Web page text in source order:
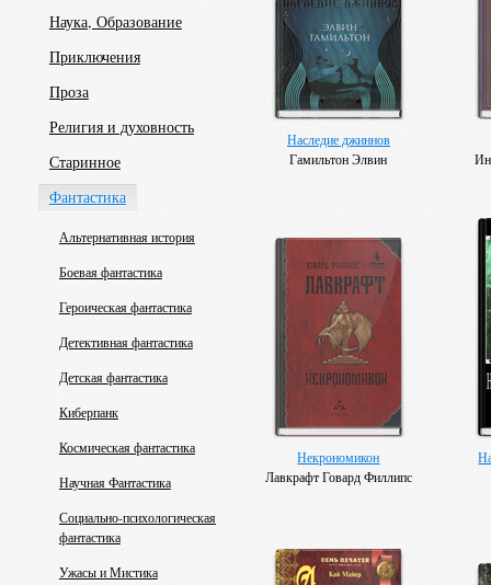
Наука, Образование
Приключения
Проза
Религия и духовность
Старинное
Фантастика
Альтернативная история
Боевая фантастика
Героическая фантастика
Детективная фантастика
Детская фантастика
Киберпанк
Космическая фантастика
Научная Фантастика
Социально-психологическая
фантастика
Ужасы и Мистика
Наследие джиннов
Гамильтон Элвин
Некрономикон
Лавкрафт Говард Филлипс